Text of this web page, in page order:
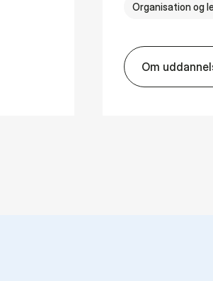
and Di­git­al Man­age­ment
Organisation og
Om